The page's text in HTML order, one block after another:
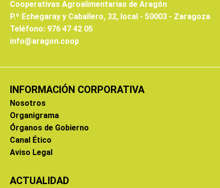
Cooperativas Agroalimentarias de Aragón
P.º Echegaray y Caballero, 32, local - 50003 - Zaragoza
Teléfono: 976 47 42 05
info@aragon.coop
INFORMACIÓN CORPORATIVA
Nosotros
Organigrama
Órganos de Gobierno
Canal Ético
Aviso Legal
ACTUALIDAD